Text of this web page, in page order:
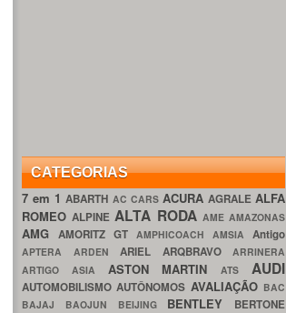
CATEGORIAS
7 em 1ABARTH AC CARS ACURA AGRALE ALFA
ROMEOALPINEALTA RODA AME AMAZONAS
AMG AMORITZ GT AMPHICOACH AMSIA Antigo
APTERA ARDEN ARIEL ARQBRAVO ARRINERA
ARTIGO ASIA ASTON MARTINATS AUDI
AUTOMOBILISMOAUTÔNOMOS AVALIAÇÃO BAC
BAJAJ BAOJUN BEIJING BENTLEY BERTONE